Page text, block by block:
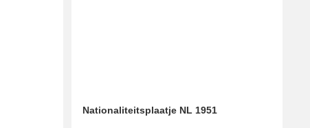
Nationaliteitsplaatje NL 1951